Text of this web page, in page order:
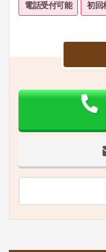
電話受付可能 初回